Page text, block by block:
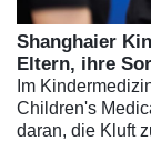
Shanghaier
Eltern, ihre
Im
Children's
daran, die Kluft